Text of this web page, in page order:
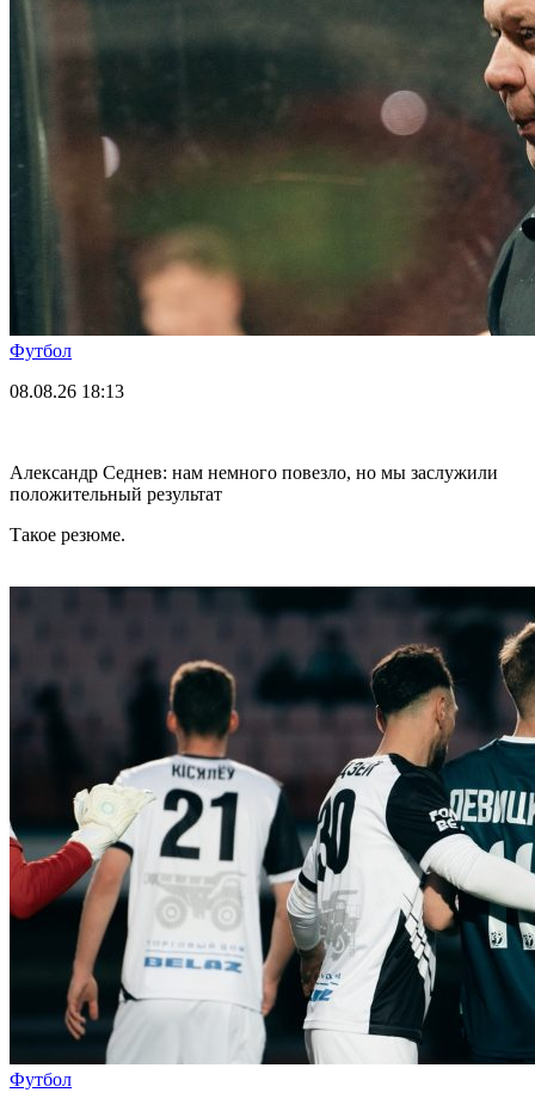
Футбол
08.08.26 18:13
Александр Седнев: нам немного повезло, но мы заслужили
положительный результат
Такое резюме.
Футбол